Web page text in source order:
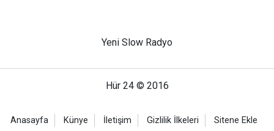
Yeni Slow Radyo
Hür 24 © 2016
Anasayfa Künye İletişim Gizlilik İlkeleri Sitene Ekle